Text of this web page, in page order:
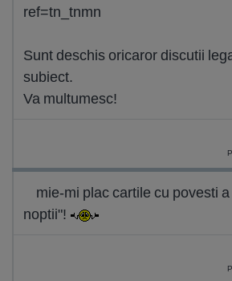
ref=tn_tnmn
Sunt deschis oricaror discutii
subiect.
Va multumesc!
mie-mi plac cartile cu povesti
noptii"!